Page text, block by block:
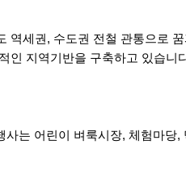
역세권, 수도권 전철 관통으로
인 지역기반을 구축하고 있습니
사는 어린이 벼룩시장, 체험마